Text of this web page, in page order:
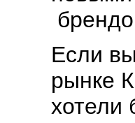
Если
рынке
хотели